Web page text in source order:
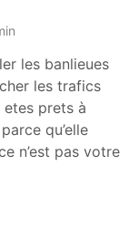
les banlieues
les trafics
etes prets à
qu’elle
n’est pas votre